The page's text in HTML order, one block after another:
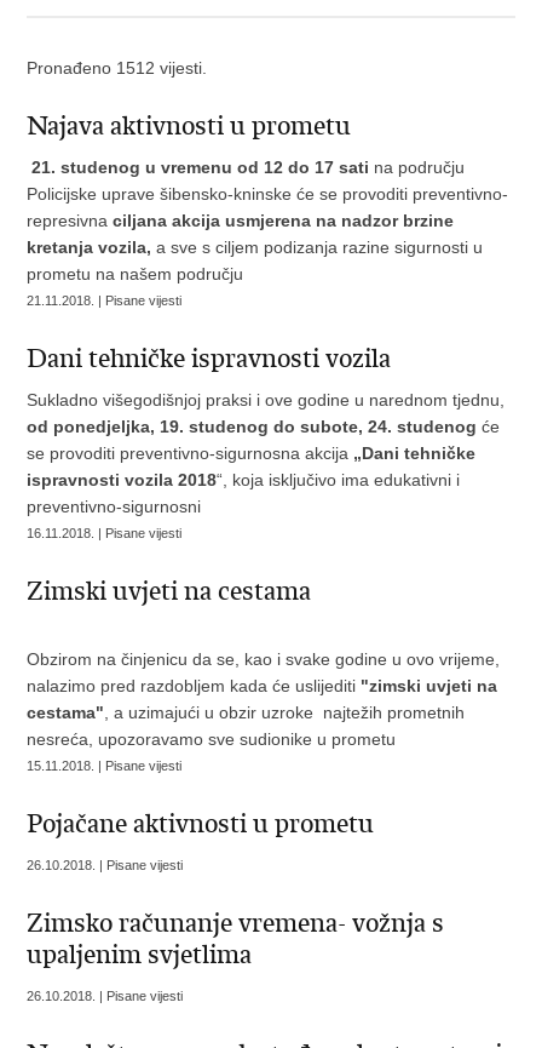
Pronađeno 1512 vijesti.
Najava aktivnosti u prometu
21. studenog u vremenu od 12 do 17 sati na području
Policijske uprave šibensko-kninske će se provoditi preventivno-
represivnaciljana akcija usmjerena na nadzor brzine
kretanja vozila,a sve s ciljem podizanja razine sigurnosti u
prometu na našem području
21.11.2018. | Pisane vijesti
Dani tehničke ispravnosti vozila
Sukladno višegodišnjoj praksi i ove godine u narednom tjednu,
od ponedjeljka, 19. studenog do subote, 24. studenog će
se provoditi preventivno-sigurnosna akcija „Dani tehničke
ispravnosti vozila 2018“, koja isključivo ima edukativni i
preventivno-sigurnosni
16.11.2018. | Pisane vijesti
Zimski uvjeti na cestama
Obzirom na činjenicu da se, kao i svake godine u ovo vrijeme,
nalazimo pred razdobljem kada će uslijediti "zimski uvjeti na
cestama" , a uzimajući u obzir uzroke najtežih prometnih
nesreća, upozoravamo sve sudionike u prometu
15.11.2018. | Pisane vijesti
Pojačane aktivnosti u prometu
26.10.2018. | Pisane vijesti
Zimsko računanje vremena- vožnja s
upaljenim svjetlima
26.10.2018. | Pisane vijesti